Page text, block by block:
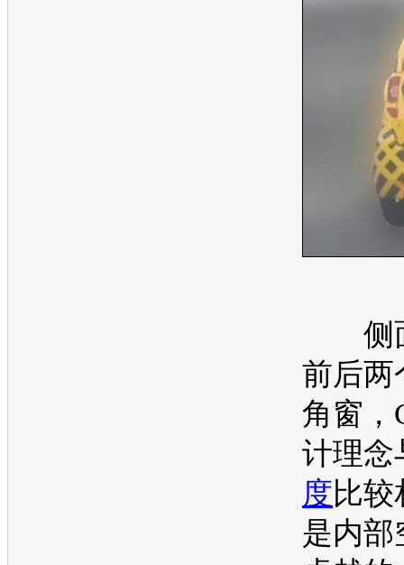
侧
前后两
角窗，
计理念
度比
是内部